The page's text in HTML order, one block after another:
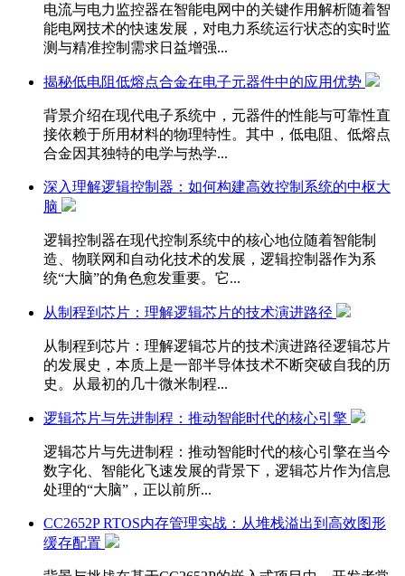
电流与电力监控器在智能电网中的关键作用解析随着智
能电网技术的快速发展，对电力系统运行状态的实时监
测与精准控制需求日益增强...
揭秘低电阻低熔点合金在电子元器件中的应用优势
背景介绍在现代电子系统中，元器件的性能与可靠性直
接依赖于所用材料的物理特性。其中，低电阻、低熔点
合金因其独特的电学与热学...
深入理解逻辑控制器：如何构建高效控制系统的中枢大
脑
逻辑控制器在现代控制系统中的核心地位随着智能制
造、物联网和自动化技术的发展，逻辑控制器作为系
统“大脑”的角色愈发重要。它...
从制程到芯片：理解逻辑芯片的技术演进路径
从制程到芯片：理解逻辑芯片的技术演进路径逻辑芯片
的发展史，本质上是一部半导体技术不断突破自我的历
史。从最初的几十微米制程...
逻辑芯片与先进制程：推动智能时代的核心引擎
逻辑芯片与先进制程：推动智能时代的核心引擎在当今
数字化、智能化飞速发展的背景下，逻辑芯片作为信息
处理的“大脑”，正以前所...
CC2652P RTOS内存管理实战：从堆栈溢出到高效图形
缓存配置